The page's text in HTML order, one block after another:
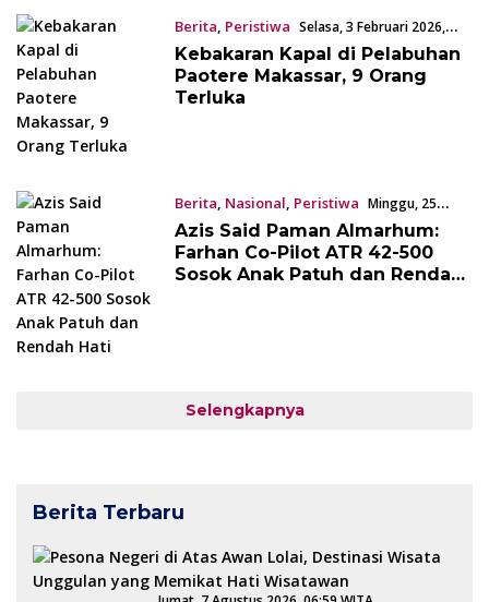
Berita, Peristiwa Selasa, 3 Februari 2026,
09:44 WITA
Kebakaran Kapal di Pelabuhan
Paotere Makassar, 9 Orang
Terluka
Berita, Nasional, Peristiwa Minggu, 25
Januari 2026, 23:20 WITA
Azis Said Paman Almarhum:
Farhan Co-Pilot ATR 42-500
Sosok Anak Patuh dan Rendah
Selengkapnya
Berita Terbaru